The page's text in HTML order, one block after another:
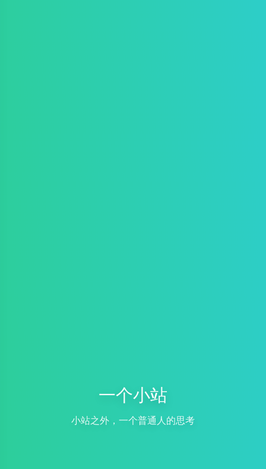
一个小站
小站之外，一个普通人的思考